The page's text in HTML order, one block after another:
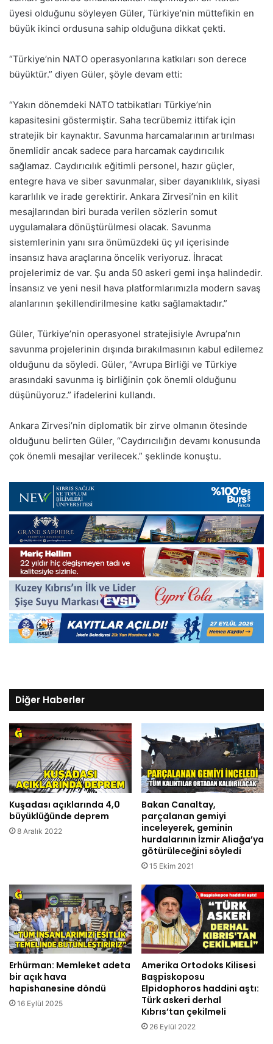
üyesi olduğunu söyleyen Güler, Türkiye’nin müttefikin en
büyük ikinci ordusuna sahip olduğuna dikkat çekti.
“Türkiye’nin NATO operasyonlarına katkıları son derece
büyüktür.” diyen Güler, şöyle devam etti:
“Yakın dönemdeki NATO tatbikatları Türkiye’nin
kapasitesini göstermiştir. Saha tecrübemiz ittifak için
stratejik bir kaynaktır. Savunma harcamalarının artırılması
önemlidir ancak sadece para harcamak caydırıcılık
sağlamaz. Caydırıcılık eğitimli personel, hazır güçler,
entegre hava ve siber savunmalar, siber dayanıklılık, siyasi
kararlılık ve irade gerektirir. Ankara Zirvesi’nin en kilit
mesajlarından biri burada verilen sözlerin somut
uygulamalara dönüştürülmesi olacak. Savunma
sistemlerinin yanı sıra önümüzdeki üç yıl içerisinde
insansız hava araçlarına öncelik veriyoruz. İhracat
projelerimiz de var. Şu anda 50 askeri gemi inşa halindedir.
İnsansız ve yeni nesil hava platformlarımızla modern savaş
alanlarının şekillendirilmesine katkı sağlamaktadır.”
Güler, Türkiye’nin operasyonel stratejisiyle Avrupa’nın
savunma projelerinin dışında bırakılmasının kabul edilemez
olduğunu da söyledi. Güler, “Avrupa Birliği ve Türkiye
arasındaki savunma iş birliğinin çok önemli olduğunu
düşünüyoruz.” ifadelerini kullandı.
Ankara Zirvesi’nin diplomatik bir zirve olmanın ötesinde
olduğunu belirten Güler, “Caydırıcılığın devamı konusunda
çok önemli mesajlar verilecek.” şeklinde konuştu.
Diğer Haberler
Kuşadası açıklarında 4,0
büyüklüğünde deprem
8 Aralık 2022
Bakan Canaltay,
parçalanan gemiyi
inceleyerek, geminin
hurdalarının İzmir Aliağa’ya
götürüleceğini söyledi
15 Ekim 2021
Erhürman: Memleket adeta
bir açık hava
hapishanesine döndü
16 Eylül 2025
Amerika Ortodoks Kilisesi
Başpiskoposu
Elpidophoros haddini aştı:
Türk askeri derhal
Kıbrıs’tan çekilmeli
26 Eylül 2022